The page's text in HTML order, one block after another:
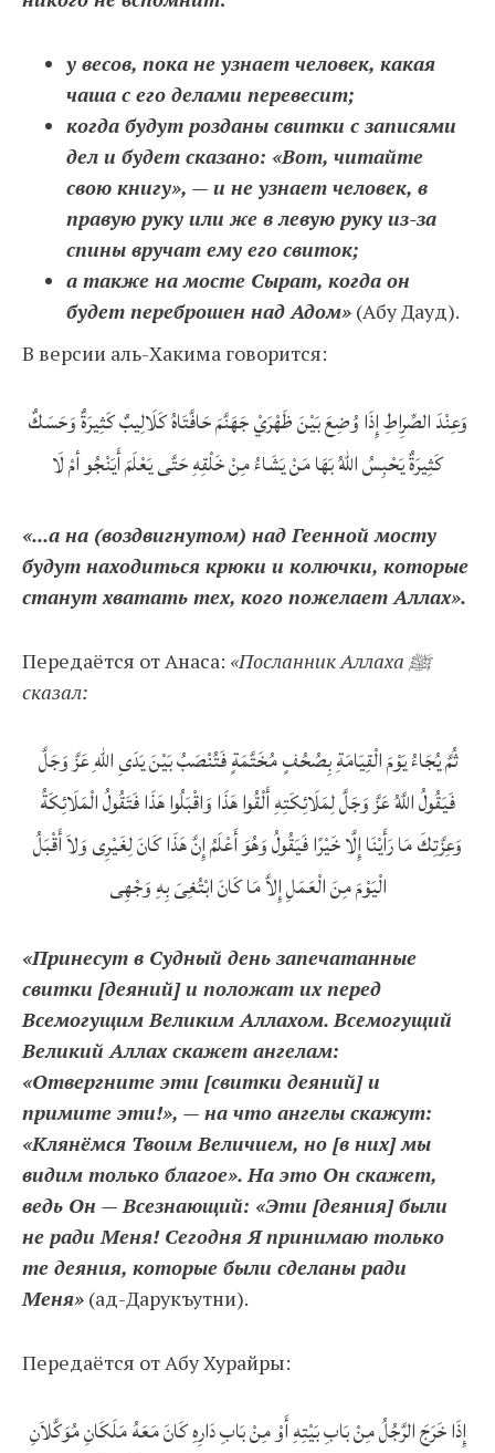
у весов, пока не узнает человек, какая
чаша с его делами перевесит;
когда будут розданы свитки с записями
дел и будет сказано: «Вот, читайте
свою книгу», — и не узнает человек, в
правую руку или же в левую руку из-за
спины вручат ему его свиток;
а также на мосте Сырат, когда он
будет переброшен над Адом» (Абу Дауд).
В версии аль-Хакима говорится:
وَعِنْدَ الصِّرِاطِ إِذَا وُضِعَ بَيْنَ ظَهْرَيْ جَهَنَّمَ حَافَّتَاهُ كَلَالِيبٌ كَثِيرَةٌ وَحَسَكٌ
كَثِيرَةٌ يَحْبِسُ اللهُ بَهَا مَنْ يَشَاءُ مِنْ خَلْقِهِ حَتَّى يَعْلَمَ أَيَنْجُو أمْ لَا
«...а на (воздвигнутом) над Геенной мосту
будут находиться крюки и колючки, которые
станут хватать тех, кого пожелает Аллах».
Передаётся от Анаса: «Посланник Аллаха ﷺ
сказал:
ثُمَّ يُجَاءُ يَوْمَ الْقِيَامَةِ بِصُحُفٍ مُخَتَّمَةٍ فَتُنْصَبُ بَيْنَ يَدَىِ اللهِ عَزَّ وَجَلَّ
فَيَقُولُ اللَّهُ عَزَّ وَجَلَّ لِمَلَائِكَتِهِ أَلْقُوا هَذَا وَاقْبَلُوا هَذَا فَتَقُولُ الْمَلَائِكَةُ
وَعِزَّتِكَ مَا رَأَيْنَا إِلَّا خَيْرًا فَيَقُولُ وَهُوَ أَعْلَمُ إِنَّ هَذَا كَانَ لِغَيْرِى وَلاَ أَقْبَلُ
الْيَوْمَ مِنَ الْعَمَلِ إِلاَّ مَا كَانَ ابْتُغِىَ بِهِ وَجْهِى
«Принесут в Судный день запечатанные
свитки [деяний] и положат их перед
Всемогущим Великим Аллахом. Всемогущий
Великий Аллах скажет ангелам:
«Отвергните эти [свитки деяний] и
примите эти!», — на что ангелы скажут:
«Клянёмся Твоим Величием, но [в них] мы
видим только благое». На это Он скажет,
ведь Он — Всезнающий: «Эти [деяния] были
не ради Меня! Сегодня Я принимаю только
те деяния, которые были сделаны ради
Меня» (ад-Дарукъутни).
Передаётся от Абу Хурайры:
إِذَا خَرَجَ الرَّجُلُ مِنْ بَابِ بَيْتِهِ أَوْ مِنْ بَابِ دَارِهِ كَانَ مَعَهُ مَلَكَانِ مُوَكَّلاَنِ